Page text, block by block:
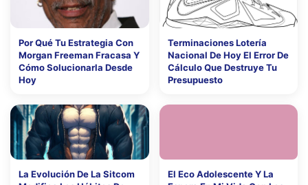
Por Qué Tu Estrategia Con
Morgan Freeman Fracasa Y
Cómo Solucionarla Desde
Hoy
Terminaciones Lotería
Nacional De Hoy El Error De
Cálculo Que Destruye Tu
Presupuesto
La Evolución De La Sitcom
El Eco Adolescente Y La